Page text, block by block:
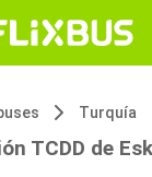
Turquía
TCDD de